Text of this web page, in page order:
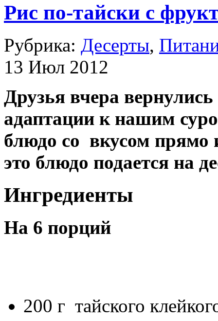
Рис по-тайски с
Рубрика: Десерты,
13 Июл 2012
Друзья вчера
адаптации к нашим
блюдо со вкусом прямо
это блюдо подается на
Ингредиенты
На 6 порций
200 г тайского